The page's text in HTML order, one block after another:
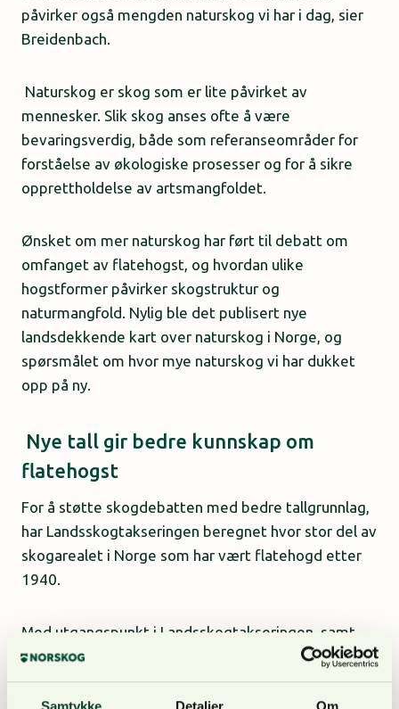
påvirker også mengden naturskog vi har i dag, sier
Breidenbach.
Naturskog er skog som er lite påvirket av
mennesker. Slik skog anses ofte å være
bevaringsverdig, både som referanseområder for
forståelse av økologiske prosesser og for å sikre
opprettholdelse av artsmangfoldet.
Ønsket om mer naturskog har ført til debatt om
omfanget av flatehogst, og hvordan ulike
hogstformer påvirker skogstruktur og
naturmangfold. Nylig ble det publisert nye
landsdekkende kart over naturskog i Norge, og
spørsmålet om hvor mye naturskog vi har dukket
opp på ny.
Nye tall gir bedre kunnskap om
flatehogst
For å støtte skogdebatten med bedre tallgrunnlag,
har Landsskogtakseringen beregnet hvor stor del av
skogarealet i Norge som har vært flatehogd etter
1940.
Med utgangspunkt i Landsskogtakseringen, samt
tolkning av gamle flybilder, kan Johannes
Breidenbach og NIBIO-kollegaene Arvid Svensson
og Knut Ole Viken, nå for første gang, presentere